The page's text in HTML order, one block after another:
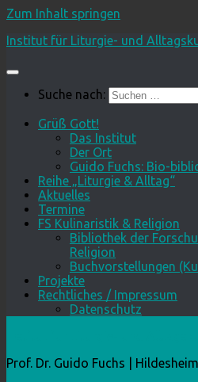
Zum Inhalt springen
Institut für Liturgie- und
Suche nach:
Grüß Gott!
Das Institut
Der Ort
Guido Fuchs: Bio-
Reihe „Liturgie & Alltag“
Aktuelles
Termine
FS Kulinaristik & Religion
Bibliothek der
Religion
Buchvorstellungen
Projekte
Rechtliches / Impressum
Datenschutz
Prof. Dr. Guido Fuchs | Hildesheim